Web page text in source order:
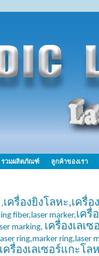
รวมผลิตภัณฑ์ ลูกค้าของเรา
,เครื่องยิงโลหะ,เครื่อ
fiber,laser marker,เครื่
marking, เครื่องเลเ
ring,marker ring,laser
เครื่องเลเซอร์แกะโล